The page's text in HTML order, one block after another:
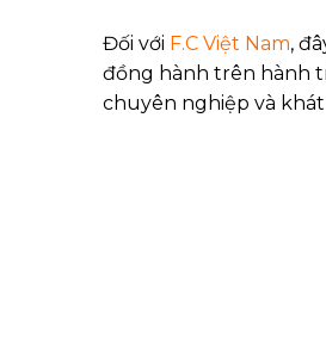
Đối với F.C Việt Nam,
đồng hành trên hành
chuyên nghiệp và